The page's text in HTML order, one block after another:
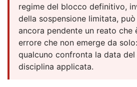
regime del blocco definitivo,
della sospensione limitata,
ancora pendente un reato che
errore che non emerge da
qualcuno confronta la data
disciplina applicata.